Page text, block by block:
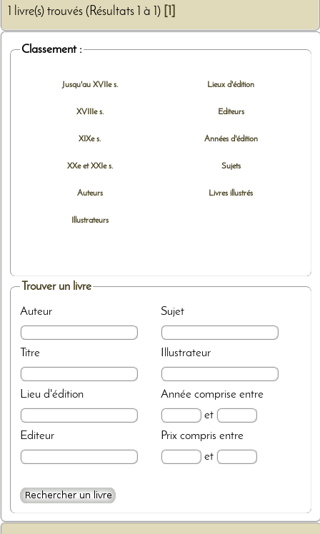
1 livre(s) trouvés (Résultats 1 à 1)
Classement :
Jusqu'au XVIIe s.
XVIIIe s.
XIXe s.
XXe et XXIe s.
Auteurs
Illustrateurs
Lieux d'édition
Editeurs
Années d'édition
Sujets
Livres illustrés
Trouver un livre
Auteur
Titre
Lieu d'édition
Editeur
Sujet
Illustrateur
Annéecomprise entre
et
Prixcompris entre
et